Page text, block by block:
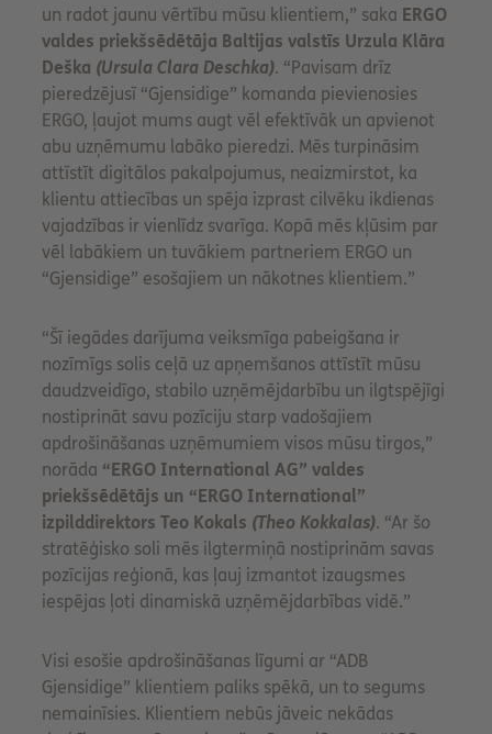
un radot jaunu vērtību mūsu klientiem,” saka ERGO
valdes priekšsēdētāja Baltijas valstīs Urzula Klāra
Deška (Ursula Clara Deschka). “Pavisam drīz
pieredzējusī “Gjensidige” komanda pievienosies
ERGO, ļaujot mums augt vēl efektīvāk un apvienot
abu uzņēmumu labāko pieredzi. Mēs turpināsim
attīstīt digitālos pakalpojumus, neaizmirstot, ka
klientu attiecības un spēja izprast cilvēku ikdienas
vajadzības ir vienlīdz svarīga. Kopā mēs kļūsim par
vēl labākiem un tuvākiem partneriem ERGO un
“Gjensidige” esošajiem un nākotnes klientiem.”
“Šī iegādes darījuma veiksmīga pabeigšana ir
nozīmīgs solis ceļā uz apņemšanos attīstīt mūsu
daudzveidīgo, stabilo uzņēmējdarbību un ilgtspējīgi
nostiprināt savu pozīciju starp vadošajiem
apdrošināšanas uzņēmumiem visos mūsu tirgos,”
norāda “ERGO International AG” valdes
priekšsēdētājs un “ERGO International”
izpilddirektors Teo Kokals (Theo Kokkalas). “Ar šo
stratēģisko soli mēs ilgtermiņā nostiprinām savas
pozīcijas reģionā, kas ļauj izmantot izaugsmes
iespējas ļoti dinamiskā uzņēmējdarbības vidē.”
Visi esošie apdrošināšanas līgumi ar “ADB
Gjensidige” klientiem paliks spēkā, un to segums
nemainīsies. Klientiem nebūs jāveic nekādas